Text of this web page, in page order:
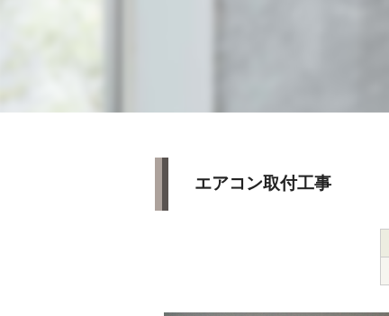
エアコン取付工事